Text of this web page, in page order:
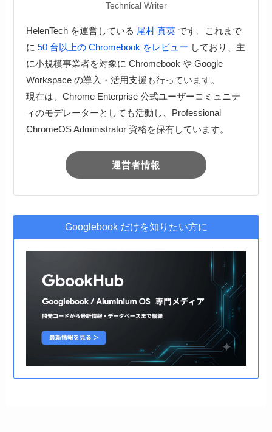
Technical Writer
HelenTech を運営している 尾村 真英です。これまで
に 50 台以上の Chromebook をレビュー しており、主
に小規模事業者を対象に Chromebook や Google
Workspace の導入・活用支援も行っています。
現在は、Chrome Enterprise 公式ユーザーコミュニテ
ィのモデレーターとしても活動し、Professional
ChromeOS Administrator 資格を保有しています。
運営者情報
Googlebook だけを知りたい方に